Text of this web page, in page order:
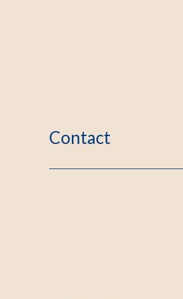
Contact